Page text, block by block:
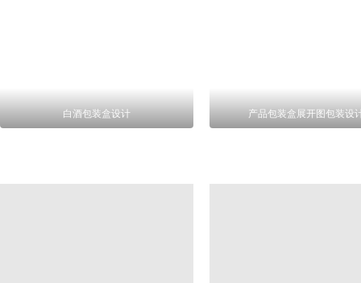
白酒包装盒设计 产品包装盒展开图包装设